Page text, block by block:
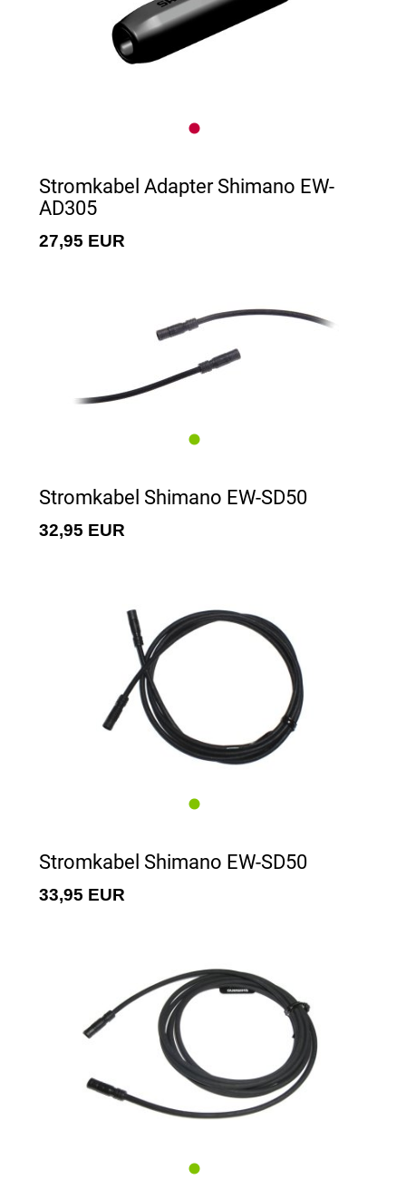
Stromkabel Adapter Shimano EW-
AD305
27,95 EUR
Stromkabel Shimano EW-SD50
32,95 EUR
Stromkabel Shimano EW-SD50
33,95 EUR